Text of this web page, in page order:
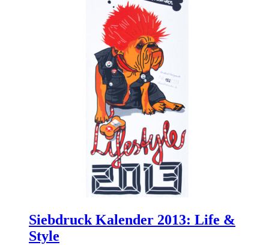
Siebdruck Kalender 2013: Life &
Style